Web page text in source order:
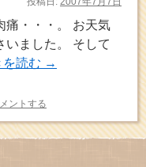
痛・・・。 お天気
いました。 そして
を読む →
ントする